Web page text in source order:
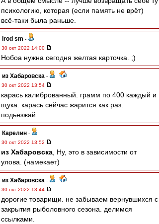
психологию, которая (если память не врёт)
всё-таки была раньше.
irod sm -
30 окт 2022 14:00
Нобоа нужна сегодня желтая карточка. ;)
из Хабаровска -
30 окт 2022 13:54
карась калиброванный. грамм по 400 каждый и
щука. карась сейчас жарится как раз.
подьезжай
Карелин -
30 окт 2022 13:52
из Хабаровска , Ну, это в зависимости от
улова. (намекает)
из Хабаровска -
30 окт 2022 13:44
дорогие товарищи. не забываем вернувшихся с
закрытия рыболовного сезона. делимся
ссылками.